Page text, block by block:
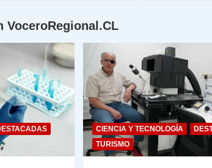
VoceroRegional.CL
CIENCIA Y TECNOLOGÍA
TURISMO